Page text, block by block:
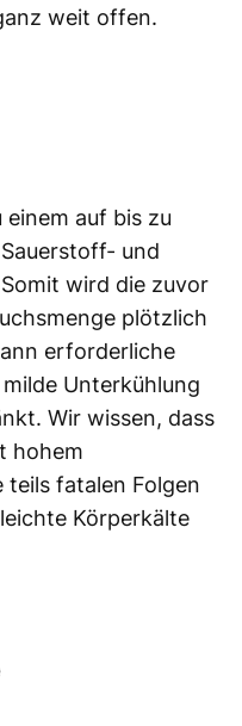
weit offen.
auf bis zu
und
wird die zuvor
plötzlich
erforderliche
Unterkühlung
Wir wissen, dass
hohem
fatalen Folgen
Körperkälte